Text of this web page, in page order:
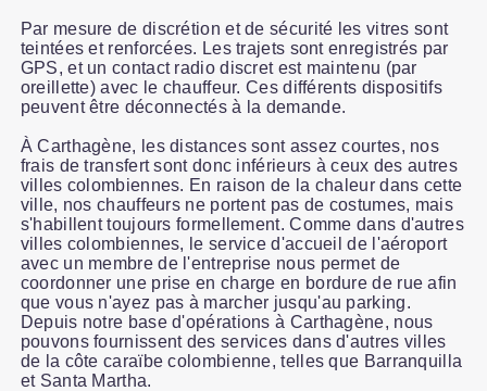
Par mesure de discrétion et de sécurité les vitres sont
teintées et renforcées. Les trajets sont enregistrés par
GPS, et un contact radio discret est maintenu (par
oreillette) avec le chauffeur. Ces différents dispositifs
peuvent être déconnectés à la demande.
À Carthagène, les distances sont assez courtes, nos
frais de transfert sont donc inférieurs à ceux des autres
villes colombiennes. En raison de la chaleur dans cette
ville, nos chauffeurs ne portent pas de costumes, mais
s'habillent toujours formellement. Comme dans d'autres
villes colombiennes, le service d'accueil de l'aéroport
avec un membre de l'entreprise nous permet de
coordonner une prise en charge en bordure de rue afin
que vous n'ayez pas à marcher jusqu'au parking.
Depuis notre base d'opérations à Carthagène, nous
pouvons fournissent des services dans d'autres villes
de la côte caraïbe colombienne, telles que Barranquilla
et Santa Martha.